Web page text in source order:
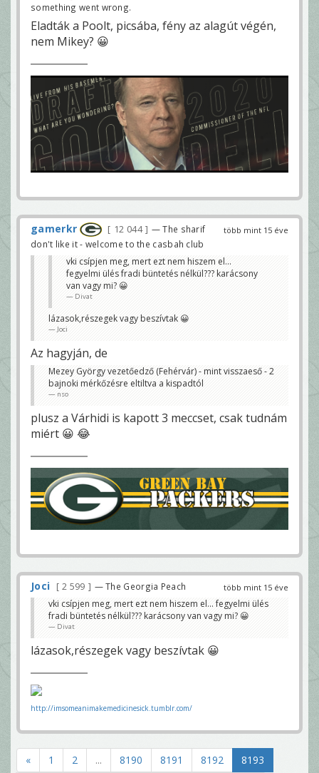
something went wrong.
Eladták a Poolt, picsába, fény az alagút végén,
nem Mikey? 😀
több mint 15 éve
gamerkr 12 044
— The sharif
don't like it - welcome to the casbah club
vki csípjen meg, mert ezt nem hiszem el...
fegyelmi ülés fradi büntetés nélkül??? karácsony
van vagy mi? 😀
Divat
lázasok,részegek vagy beszívtak 😀
Joci
Az hagyján, de
Mezey György vezetőedző (Fehérvár) - mint visszaeső - 2
bajnoki mérkőzésre eltiltva a kispadtól
nso
plusz a Várhidi is kapott 3 meccset, csak tudnám
miért 😀 😂
több mint 15 éve
Joci 2 599 — The Georgia Peach
vki csípjen meg, mert ezt nem hiszem el... fegyelmi ülés
fradi büntetés nélkül??? karácsony van vagy mi? 😀
Divat
lázasok,részegek vagy beszívtak 😀
http://imsomeanimakemedicinesick.tumblr.com/
« 1 2 ... 8190 8191 8192 8193